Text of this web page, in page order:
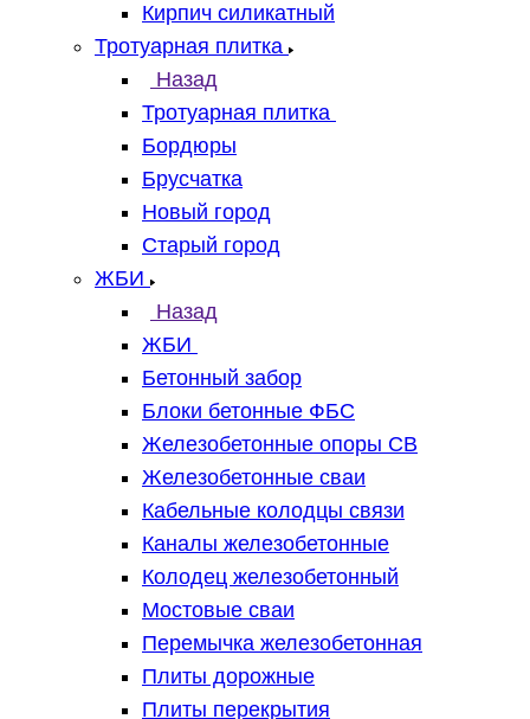
Кирпич силикатный
Тротуарная плитка
Назад
Тротуарная плитка
Бордюры
Брусчатка
Новый город
Старый город
ЖБИ
Назад
ЖБИ
Бетонный забор
Блоки бетонные ФБС
Железобетонные опоры СВ
Железобетонные сваи
Кабельные колодцы связи
Каналы железобетонные
Колодец железобетонный
Мостовые сваи
Перемычка железобетонная
Плиты дорожные
Плиты перекрытия